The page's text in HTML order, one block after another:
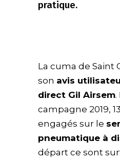
pratique.
La cuma de Saint
son avis
direct Gil Airsem
campagne 2019,
engagés sur le
pneumatique à
départ ce sont